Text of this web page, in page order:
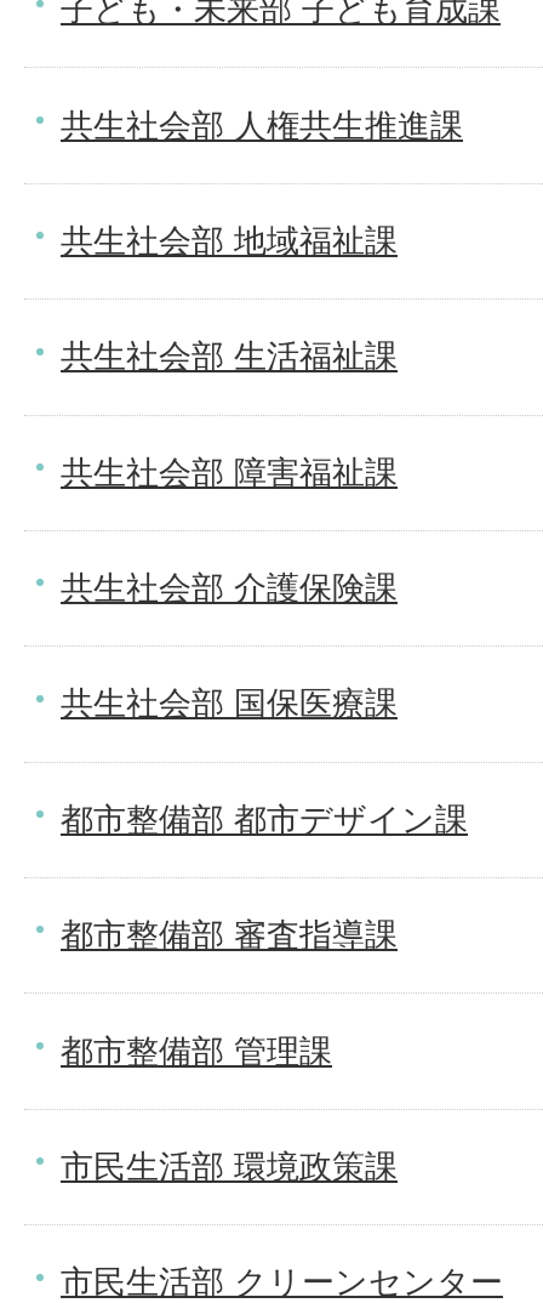
子ども・未来部 子ども育成課
共生社会部 人権共生推進課
共生社会部 地域福祉課
共生社会部 生活福祉課
共生社会部 障害福祉課
共生社会部 介護保険課
共生社会部 国保医療課
都市整備部 都市デザイン課
都市整備部 審査指導課
都市整備部 管理課
市民生活部 環境政策課
市民生活部 クリーンセンター